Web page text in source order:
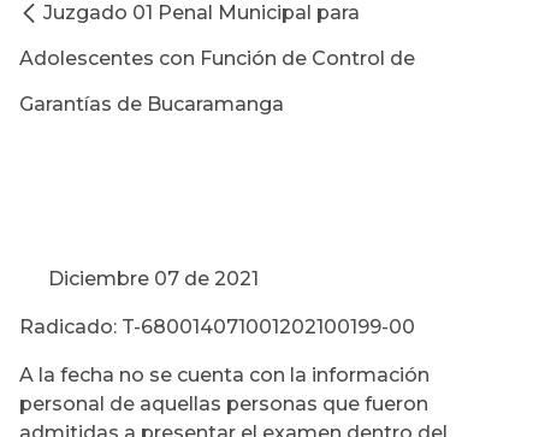
Juzgado 01 Penal Municipal para
Adolescentes con Función de Control de
Garantías de Bucaramanga
Diciembre 07 de 2021
Radicado: T-680014071001202100199-00
A la fecha no se cuenta con la información
personal de aquellas personas que fueron